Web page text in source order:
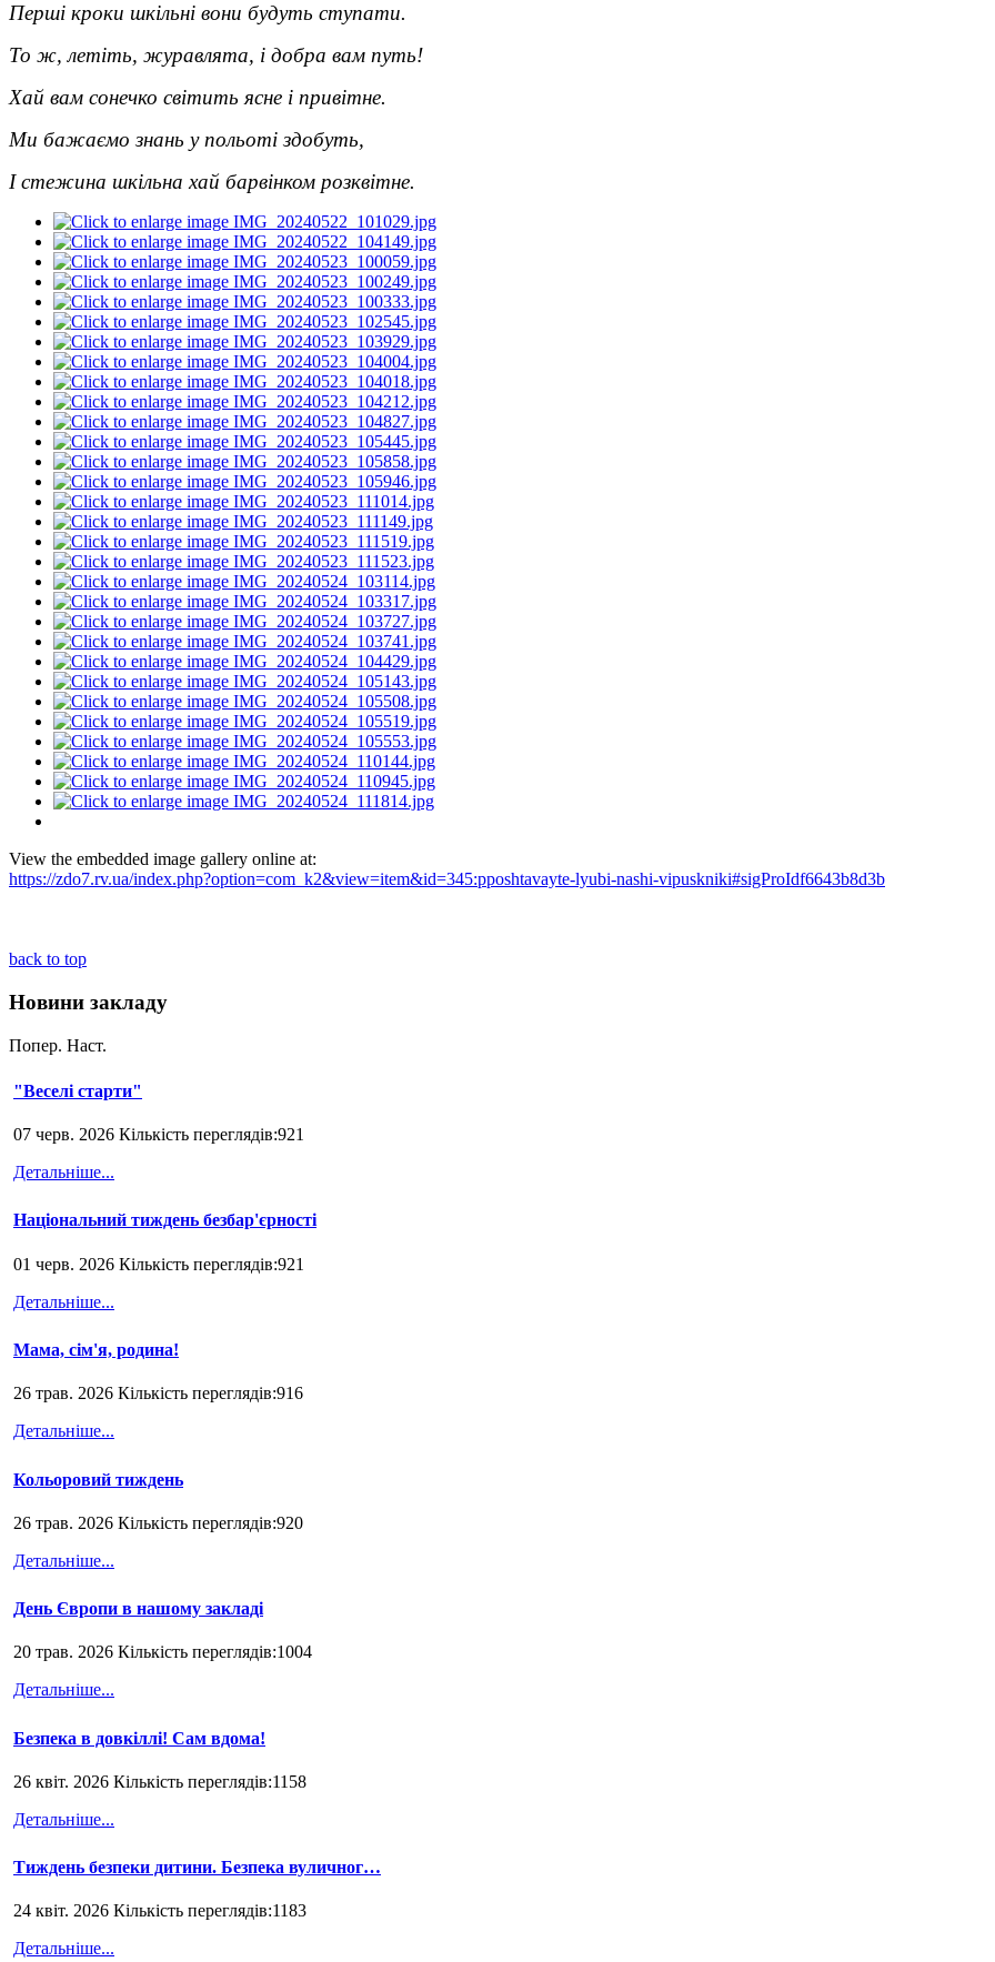
Перші кроки шкільні вони будуть ступати.
То ж, летіть, журавлята, і добра вам путь!
Хай вам сонечко світить ясне і привітне.
Ми бажаємо знань у польоті здобуть,
І стежина шкільна хай барвінком розквітне.
View the embedded image gallery online at:
https://zdo7.rv.ua/index.php?option=com_k2&view=item&id=345:pposhtavayte-lyubi-nashi-vipuskniki#sigProIdf6643b8d3b
back to top
Новини закладу
Попер. Наст.
"Веселі старти"
07 черв. 2026 Кількість переглядів:921
Детальніше...
Національний тиждень безбар'єрності
01 черв. 2026 Кількість переглядів:921
Детальніше...
Мама, сім'я, родина!
26 трав. 2026 Кількість переглядів:916
Детальніше...
Кольоровий тиждень
26 трав. 2026 Кількість переглядів:920
Детальніше...
День Європи в нашому закладі
20 трав. 2026 Кількість переглядів:1004
Детальніше...
Безпека в довкіллі! Сам вдома!
26 квіт. 2026 Кількість переглядів:1158
Детальніше...
Тиждень безпеки дитини. Безпека вуличног…
24 квіт. 2026 Кількість переглядів:1183
Детальніше...